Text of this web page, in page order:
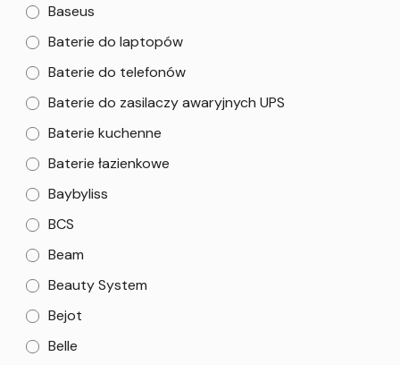
Baseus
Baterie do laptopów
Baterie do telefonów
Baterie do zasilaczy awaryjnych UPS
Baterie kuchenne
Baterie łazienkowe
Baybyliss
BCS
Beam
Beauty System
Bejot
Belle